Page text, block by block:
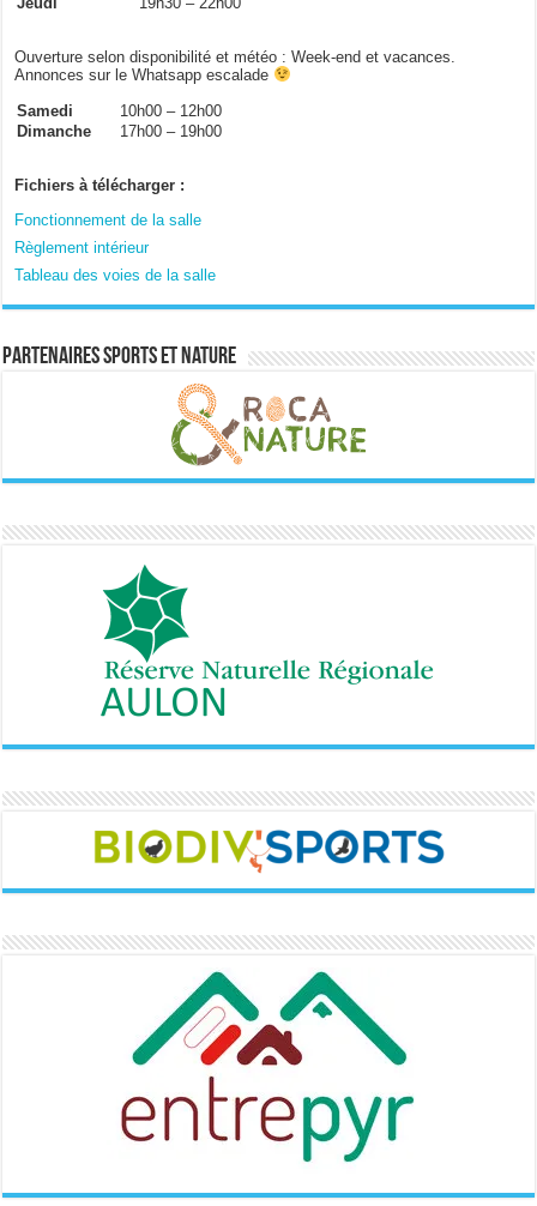
Ouverture selon disponibilité et météo : Week-end et vacances.
Annonces sur le Whatsapp escalade
Samedi
10h00 – 12h00
Dimanche
17h00 – 19h00
Fichiers à télécharger :
Fonctionnement de la salle
Règlement intérieur
Tableau des voies de la salle
Partenaires sports et nature